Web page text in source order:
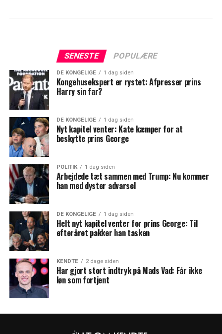
SENESTE POPULÆRE
DE KONGELIGE 1 dag siden
Kongehusekspert er rystet: Afpresser prins
Harry sin far?
DE KONGELIGE 1 dag siden
Nyt kapitel venter: Kate kæmper for at
beskytte prins George
POLITIK 1 dag siden
Arbejdede tæt sammen med Trump: Nu kommer
han med dyster advarsel
DE KONGELIGE 1 dag siden
Helt nyt kapitel venter for prins George: Til
efteråret pakker han tasken
KENDTE 2 dage siden
Har gjort stort indtryk på Mads Vad: Får ikke
løn som fortjent